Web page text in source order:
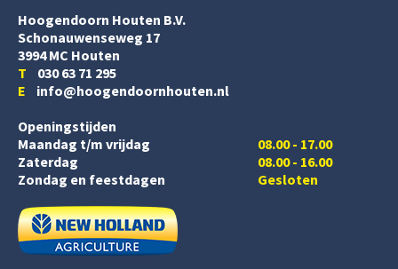
Hoogendoorn Houten B.V.
Schonauwenseweg 17
3994 MC Houten
T 030 63 71 295
E info@hoogendoornhouten.nl
Openingstijden
Maandag t/m vrijdag
Zaterdag
08.00 - 17.00
08.00 - 16.00
Zondag en feestdagen
Gesloten